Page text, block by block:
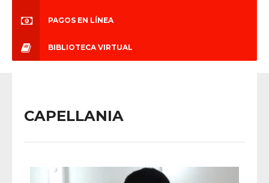
PAGOS EN LÍNEA
BIBLIOTECA VIRTUAL
CAPELLANIA